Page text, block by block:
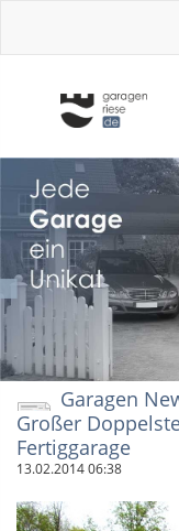
Garagen
Großer
Fertiggarage
13.02.2014 06:38